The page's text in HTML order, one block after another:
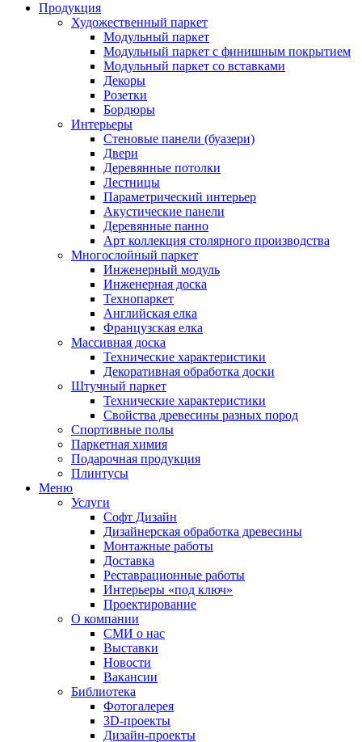
Продукция
Художественный паркет
Модульный паркет
Модульный паркет с финишным покрытием
Модульный паркет со вставками
Декоры
Розетки
Бордюры
Интерьеры
Стеновые панели (буазери)
Двери
Деревянные потолки
Лестницы
Параметрический интерьер
Акустические панели
Деревянные панно
Арт коллекция столярного производства
Многослойный паркет
Инженерный модуль
Инженерная доска
Технопаркет
Английская елка
Французская елка
Массивная доска
Технические характеристики
Декоративная обработка доски
Штучный паркет
Технические характеристики
Свойства древесины разных пород
Спортивные полы
Паркетная химия
Подарочная продукция
Плинтусы
Меню
Услуги
Софт Дизайн
Дизайнерская обработка древесины
Монтажные работы
Доставка
Реставрационные работы
Интерьеры «под ключ»
Проектирование
О компании
СМИ о нас
Выставки
Новости
Вакансии
Библиотека
Фотогалерея
3D-проекты
Дизайн-проекты